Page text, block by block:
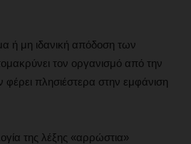
ή μη ιδανική απόδοση των
τον οργανισμό από την
φέρει πλησιέστερα στην εμφάνιση
της λέξης «αρρώστια»